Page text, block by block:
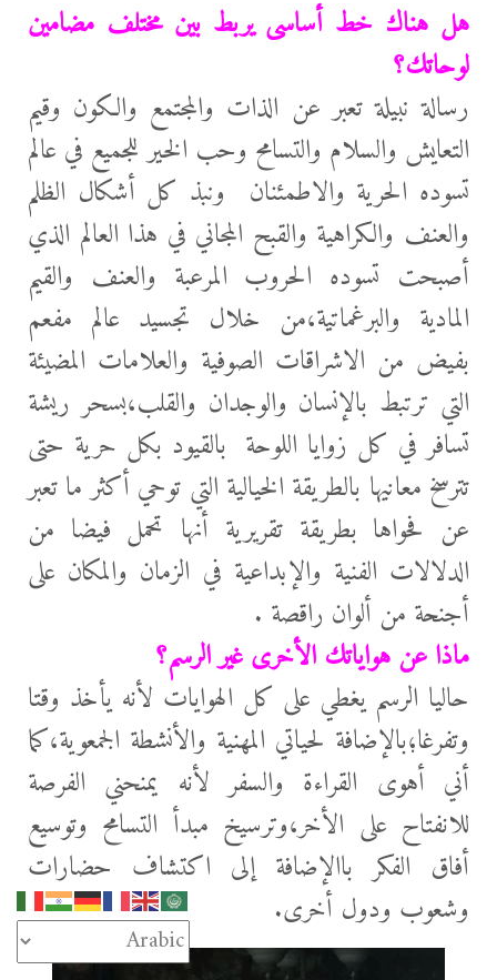
هل هناك خط أساسى يربط بين مختلف مضامين
لوحاتك؟
رسالة نبيلة تعبر عن الذات والمجتمع والكون وقيم
التعايش والسلام والتسامح وحب الخير للجميع في عالم
تسوده الحرية والاطمئنان ونبذ كل أشكال الظلم
والعنف والكراهية والقبح المجاني في هذا العالم الذي
أصبحت تسوده الحروب المرعبة والعنف والقيم
المادية والبرغماتية،من خلال تجسيد عالم مفعم
بفيض من الاشراقات الصوفية والعلامات المضيئة
التي ترتبط بالإنسان والوجدان والقلب،بسحر ريشة
تسافر في كل زوايا اللوحة بالقيود بكل حرية حتى
تترسخ معانيها بالطريقة الخيالية التي توحي أكثر ما تعبر
عن فحواها بطريقة تقريرية أنها تحمل فيضا من
الدلالات الفنية والإبداعية في الزمان والمكان على
أجنحة من ألوان راقصة .
ماذا عن هواياتك الأخرى غير الرسم؟
حاليا الرسم يغطي على كل الهوايات لأنه يأخذ وقتا
وتفرغا؛بالإضافة لحياتي المهنية والأنشطة الجمعوية،كما
أني أهوى القراءة والسفر لأنه يمنحني الفرصة
للانفتاح على الأخر،وترسيخ مبدأ التسامح وتوسيع
أفاق الفكر باالإضافة إلى اكتشاف حضارات
وشعوب ودول أخرى.